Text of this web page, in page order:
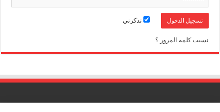
تذكرني
نسيت كلمة المرور ؟